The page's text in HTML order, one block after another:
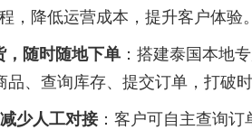
，降低运营成本，提升客户体验。
，随时随地下单 ：搭建泰国本地
、查询库存、提交订单，打破
少人工对接：客户可自主查询订